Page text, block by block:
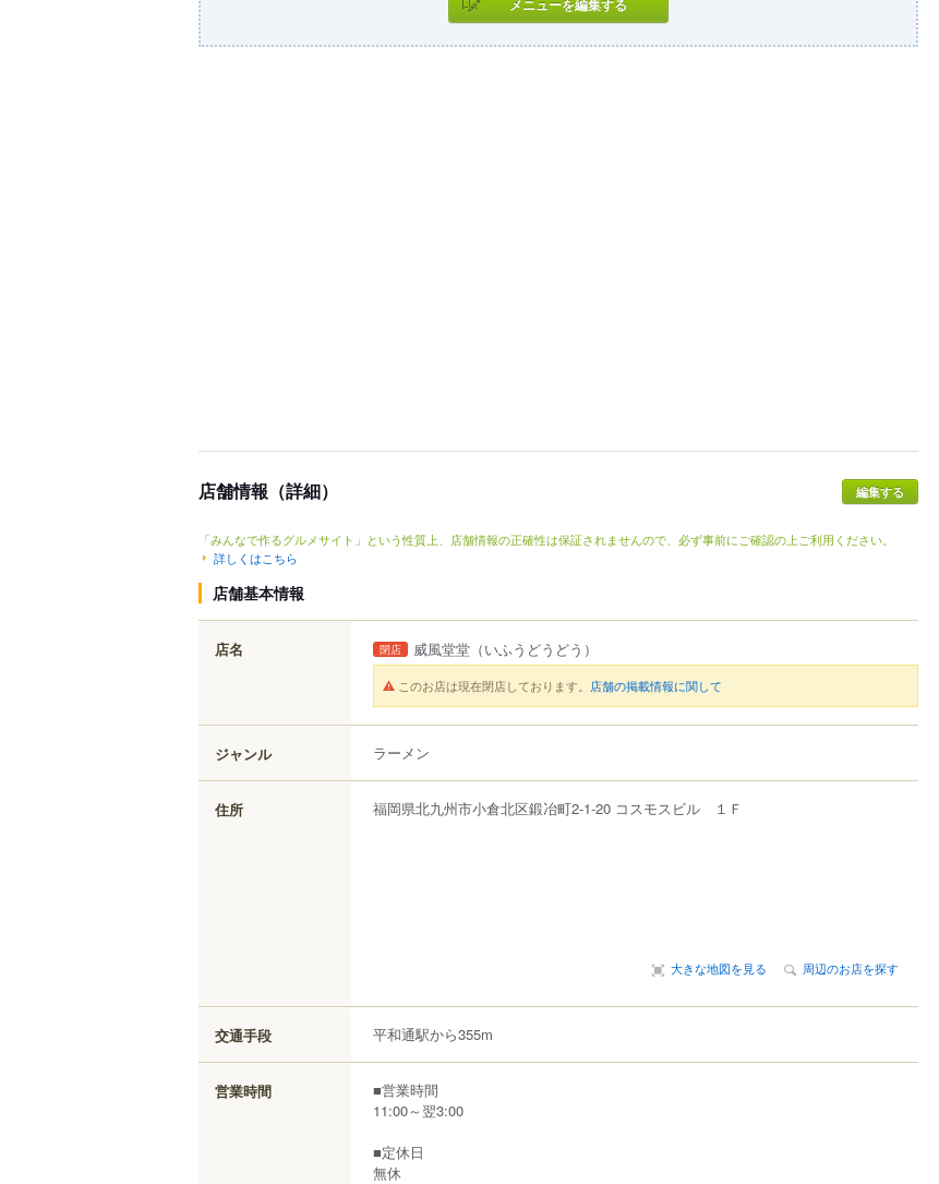
メニューを編集する
店舗情報（詳細） 編集する
「みんなで作るグルメサイト」という性質上、店舗情報の正確性は保証されませんので、必ず事前にご確認の上ご利用ください。
詳しくはこちら
店舗基本情報
店名 閉店 威風堂堂 （いふうどうどう）
このお店は現在閉店しております。 店舗の掲載情報に関して
ジャンル ラーメン
住所 福岡県北九州市小倉北区鍛冶町2-1-20 コスモスビル １Ｆ
大きな地図を見る 周辺のお店を探す
交通手段 平和通駅から355m
営業時間
■営業時間
11:00～翌3:00
■定休日
無休